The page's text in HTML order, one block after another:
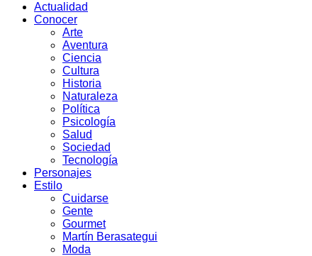
Actualidad
Conocer
Arte
Aventura
Ciencia
Cultura
Historia
Naturaleza
Política
Psicología
Salud
Sociedad
Tecnología
Personajes
Estilo
Cuidarse
Gente
Gourmet
Martín Berasategui
Moda